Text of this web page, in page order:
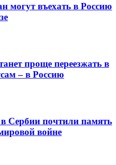
могут въехать в Россию
проще переезжать в
– в Россию
в Сербии почтили память
войне